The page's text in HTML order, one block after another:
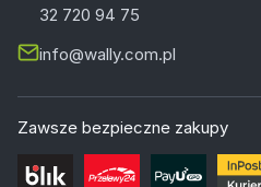
32 720 94 75
info@wally.com.pl
Zawsze bezpieczne zakupy